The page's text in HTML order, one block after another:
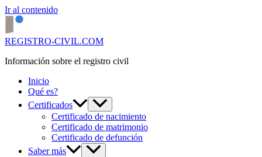
Ir al contenido
REGISTRO-CIVIL.COM
Información sobre el registro civil
Inicio
Qué es?
Certificados
Certificado de nacimiento
Certificado de matrimonio
Certificado de defunción
Saber más